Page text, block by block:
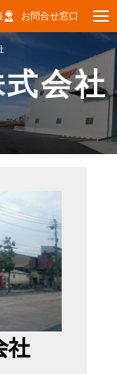
お問合せ窓口
会社
社